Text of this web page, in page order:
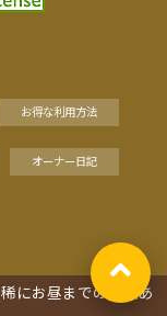
にお昼までの営業あ
お得な利用方法
オーナー日記